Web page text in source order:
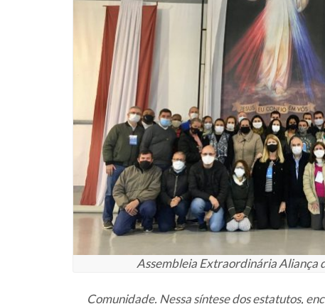
Assembleia Extraordinária Aliança
Comunidade. Nessa síntese dos estatutos,